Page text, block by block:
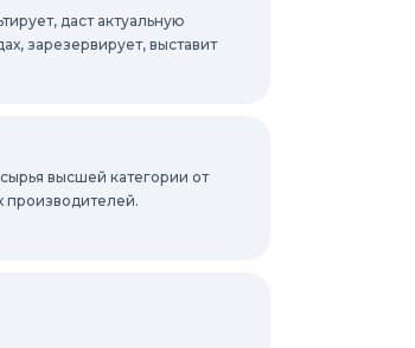
даст актуальную
зарезервирует, выставит
высшей категории от
производителей.